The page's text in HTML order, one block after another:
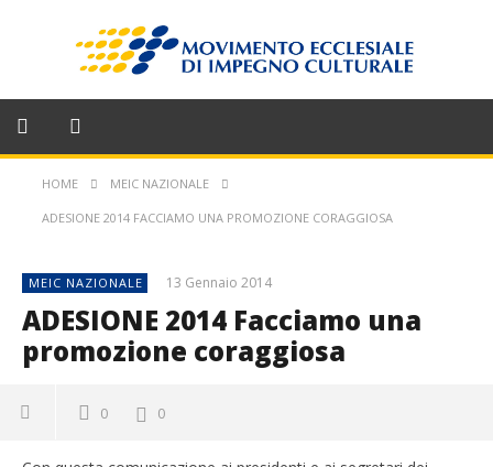
HOME MEIC NAZIONALE
ADESIONE 2014 FACCIAMO UNA PROMOZIONE CORAGGIOSA
MEIC NAZIONALE 13 Gennaio 2014
ADESIONE 2014 Facciamo una
promozione coraggiosa
0 0